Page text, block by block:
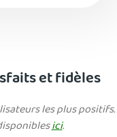
et fidèles
les plus positifs.
ici.